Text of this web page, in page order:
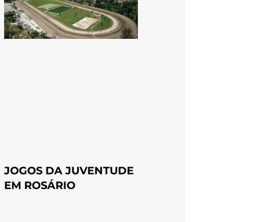
JOGOS DA JUVENTUDE
EM ROSÁRIO